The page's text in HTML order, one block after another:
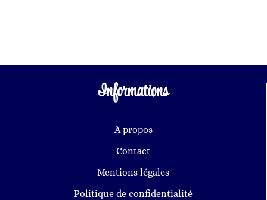
Informations
A propos
Contact
Mentions légales
Politique de confidentialité